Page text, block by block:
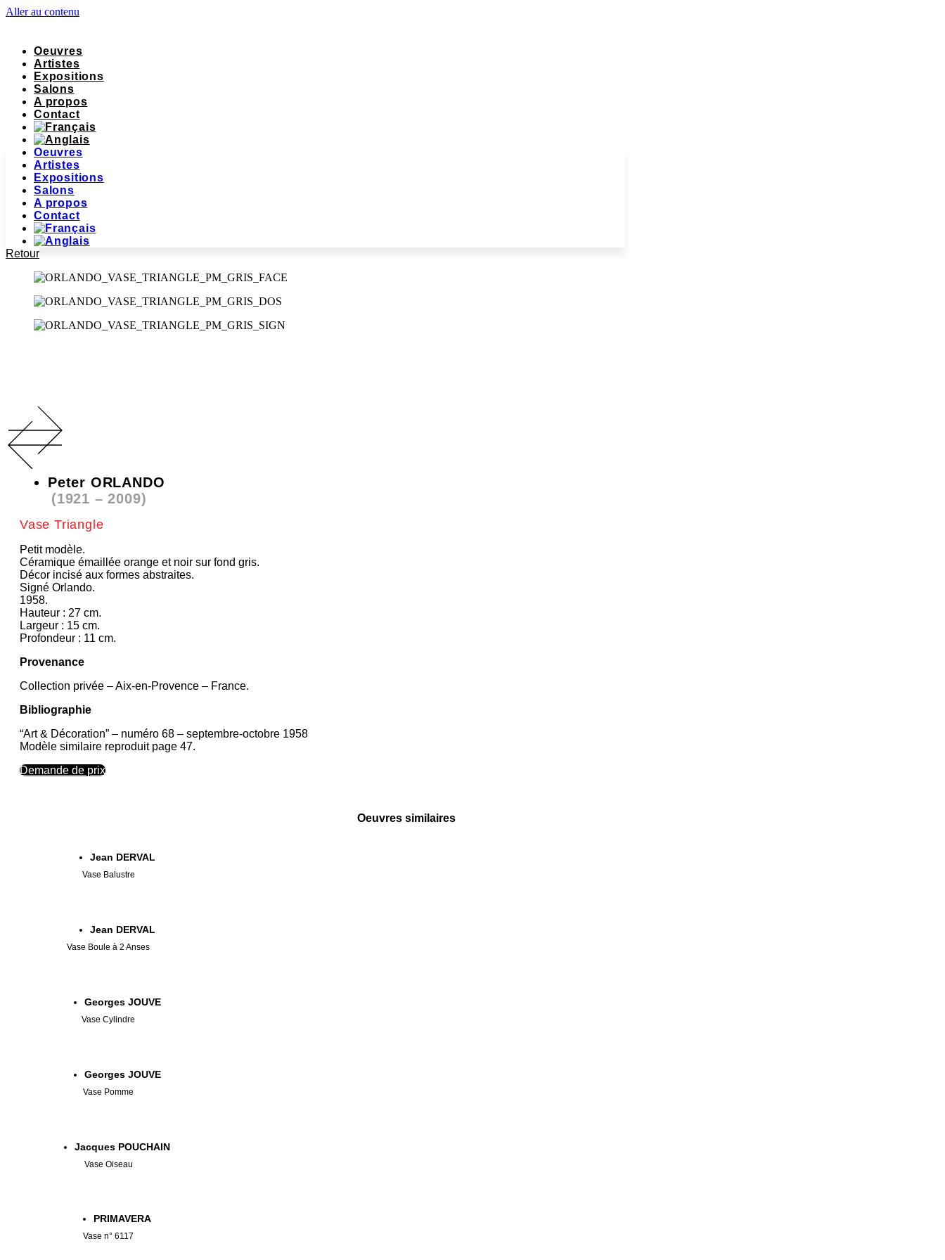
Aller au contenu
Oeuvres
Artistes
Expositions
Salons
A propos
Contact
Oeuvres
Artistes
Expositions
Salons
A propos
Contact
Retour
Peter ORLANDO
(1921 – 2009)
Vase Triangle
Petit modèle.
Céramique émaillée orange et noir sur fond gris.
Décor incisé aux formes abstraites.
Signé Orlando.
1958.
Hauteur : 27 cm.
Largeur : 15 cm.
Profondeur : 11 cm.
Provenance
Collection privée – Aix-en-Provence – France.
Bibliographie
“Art & Décoration” – numéro 68 – septembre-octobre 1958
Modèle similaire reproduit page 47.
Demande de prix
Oeuvres similaires
Jean DERVAL
Vase Balustre
Jean DERVAL
Vase Boule à 2 Anses
Georges JOUVE
Vase Cylindre
Georges JOUVE
Vase Pomme
Jacques POUCHAIN
Vase Oiseau
PRIMAVERA
Vase n° 6117